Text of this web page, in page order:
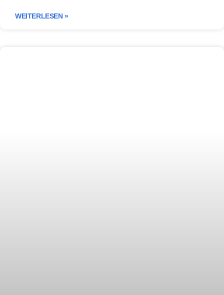
WEITERLESEN »